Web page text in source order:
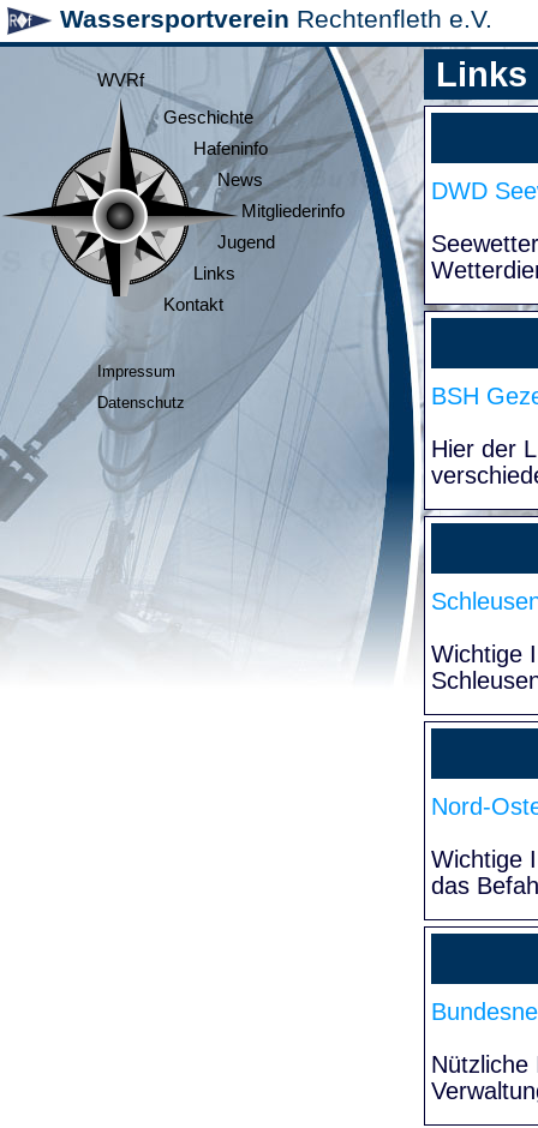
Wassersportverein Rechtenfleth e.V.
WVRf
Geschichte
Hafeninfo
News
Mitgliederinfo
Jugend
Links
Kontakt
Impressum
Datenschutz
Links
DWD
BSH
Hier der
Wichtige
Nord-
Wichtige
das
Nützliche